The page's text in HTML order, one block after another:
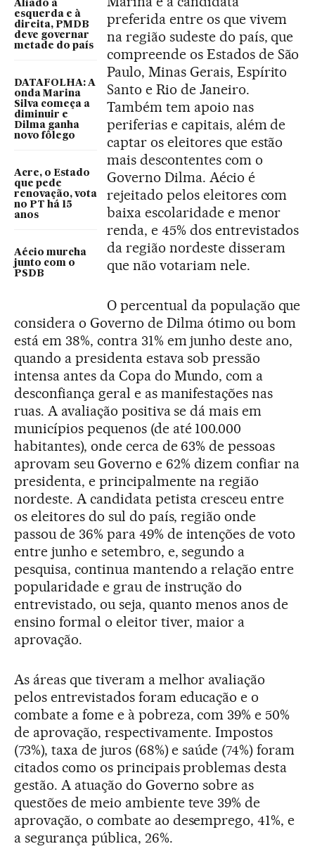
Aliado à
esquerda e à
direita, PMDB
deve governar
metade do país
DATAFOLHA: A
onda Marina
Silva começa a
diminuir e
Dilma ganha
novo fôlego
Acre, o Estado
que pede
renovação, vota
no PT há 15
anos
Aécio murcha
junto com o
PSDB
preferida entre os que vivem
na região sudeste do país, que
compreende os Estados de São
Paulo, Minas Gerais, Espírito
Santo e Rio de Janeiro.
Também tem apoio nas
periferias e capitais, além de
captar os eleitores que estão
mais descontentes com o
Governo Dilma. Aécio é
rejeitado pelos eleitores com
baixa escolaridade e menor
renda, e 45% dos entrevistados
da região nordeste disseram
que não votariam nele.
O percentual da população que
considera o Governo de Dilma ótimo ou bom
está em 38%, contra 31% em junho deste ano,
quando a presidenta estava sob pressão
intensa antes da Copa do Mundo, com a
desconfiança geral e as manifestações nas
ruas. A avaliação positiva se dá mais em
municípios pequenos (de até 100.000
habitantes), onde cerca de 63% de pessoas
aprovam seu Governo e 62% dizem confiar na
presidenta, e principalmente na região
nordeste. A candidata petista cresceu entre
os eleitores do sul do país, região onde
passou de 36% para 49% de intenções de voto
entre junho e setembro, e, segundo a
pesquisa, continua mantendo a relação entre
popularidade e grau de instrução do
entrevistado, ou seja, quanto menos anos de
ensino formal o eleitor tiver, maior a
aprovação.
As áreas que tiveram a melhor avaliação
pelos entrevistados foram educação e o
combate a fome e à pobreza, com 39% e 50%
de aprovação, respectivamente. Impostos
(73%), taxa de juros (68%) e saúde (74%) foram
citados como os principais problemas desta
gestão. A atuação do Governo sobre as
questões de meio ambiente teve 39% de
aprovação, o combate ao desemprego, 41%, e
a segurança pública, 26%.